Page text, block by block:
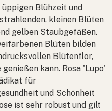
Blühzeit und
kleinen Blüten
gelben Staubgefäßen.
Blüten bilden
Blütenflor,
genießen kann. Rosa 'Lupo'
für
und Schönheit
ist sehr robust und gilt